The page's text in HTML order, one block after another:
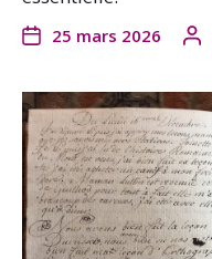
25 mars 2026